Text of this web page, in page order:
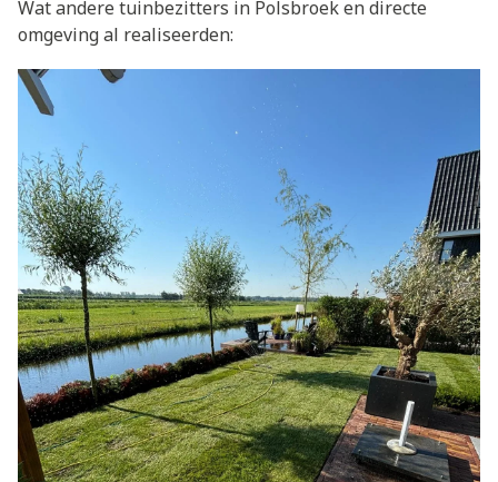
Wat andere tuinbezitters in Polsbroek en directe
omgeving al realiseerden: